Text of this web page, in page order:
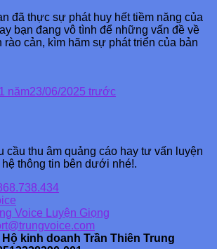
đã thực sự phát huy hết tiềm năng của
bạn đang vô tình để những vấn đề về
cản, kìm hãm sự phát triển của bản
1 năm23/06/2025 trước
cầu thu âm quảng cáo hay tư vấn luyện
thông tin bên dưới nhé!.
Voice Luyện Giọng
Hộ kinh doanh Trần Thiên Trung